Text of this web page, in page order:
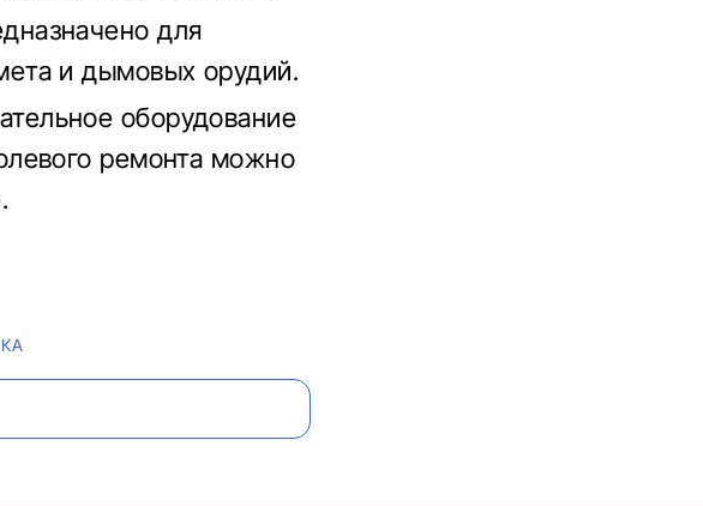
для
и дымовых орудий.
оборудование
ремонта можно